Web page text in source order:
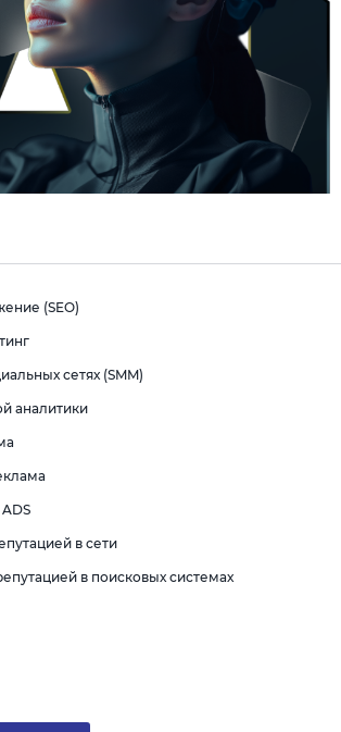
(SEO)
сетях (SMM)
аналитики
в сети
в поисковых системах